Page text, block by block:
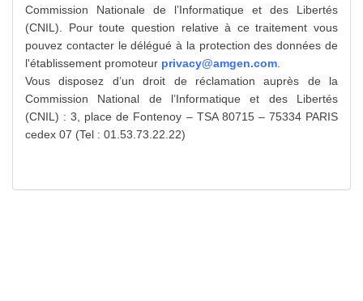
Commission Nationale de l’Informatique et des Libertés
(CNIL). Pour toute question relative à ce traitement vous
pouvez contacter le délégué à la protection des données de
l'établissement promoteur privacy@amgen.com.
Vous disposez d’un droit de réclamation auprès de la
Commission National de l’Informatique et des Libertés
(CNIL) : 3, place de Fontenoy – TSA 80715 – 75334 PARIS
cedex 07 (Tel : 01.53.73.22.22)